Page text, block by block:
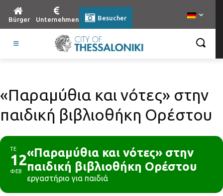
Bürger Unternehmen Besucher
«Παραμύθια και νότες» στην
παιδική βιβλιοθήκη Ορέστου
ΤΕ
12
ΦΕΒ
«Παραμύθια και νότες» στην
παιδική βιβλιοθήκη Ορέστου
εργαστήριο για παιδιά